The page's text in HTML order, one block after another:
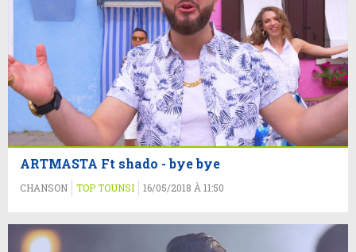
ARTMASTA Ft shado - bye bye
CHANSON TOP TOUNSI 16/05/2018 À 11:50